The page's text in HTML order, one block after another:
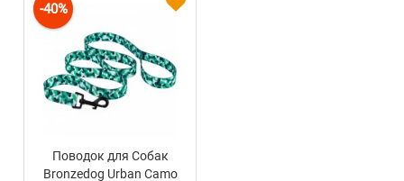
-40%
Поводок для Собак
Bronzedog Urban Camo